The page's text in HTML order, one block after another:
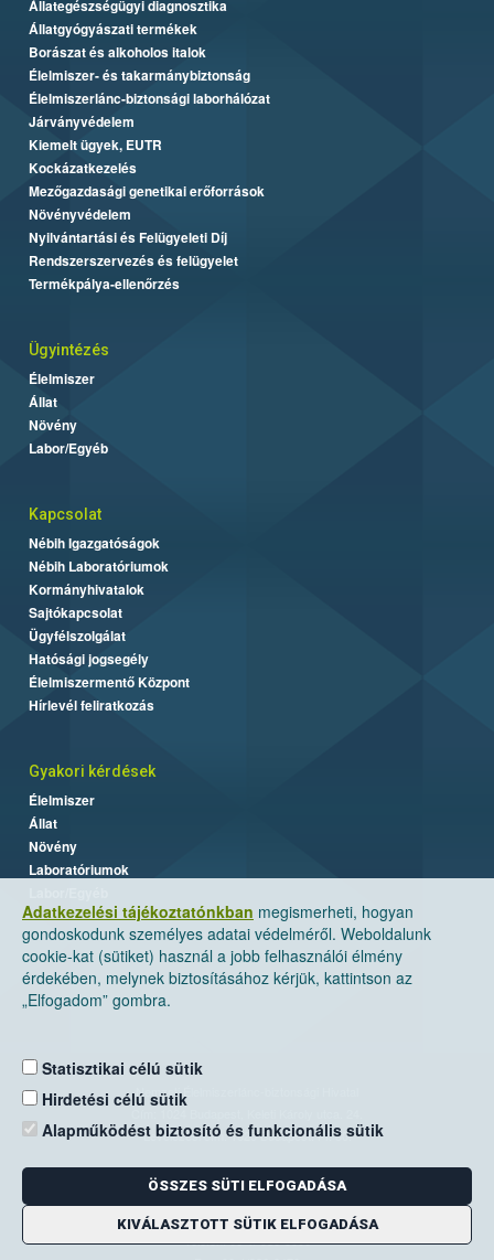
Adatkezelési tájékoztatónkban megismerheti, hogyan
gondoskodunk személyes adatai védelméről. Weboldalunk
cookie-kat (sütiket) használ a jobb felhasználói élmény
érdekében, melynek biztosításához kérjük, kattintson az
„Elfogadom” gombra.
Statisztikai célú sütik
Hirdetési célú sütik
Alapműködést biztosító és funkcionális sütik
ÖSSZES SÜTI ELFOGADÁSA
KIVÁLASZTOTT SÜTIK ELFOGADÁSA
Állategészségügyi diagnosztika
Állatgyógyászati termékek
Borászat és alkoholos italok
Élelmiszer- és takarmánybiztonság
Élelmiszerlánc-biztonsági laborhálózat
Járványvédelem
Kiemelt ügyek, EUTR
Kockázatkezelés
Mezőgazdasági genetikai erőforrások
Növényvédelem
Nyilvántartási és Felügyeleti Díj
Rendszerszervezés és felügyelet
Termékpálya-ellenőrzés
Ügyintézés
Élelmiszer
Állat
Növény
Labor/Egyéb
Kapcsolat
Nébih Igazgatóságok
Nébih Laboratóriumok
Kormányhivatalok
Sajtókapcsolat
Ügyfélszolgálat
Hatósági jogsegély
Élelmiszermentő Központ
Hírlevél feliratkozás
Gyakori kérdések
Élelmiszer
Állat
Növény
Laboratóriumok
Nemzeti Élelmiszerlánc-biztonsági Hivatal
Levelezési cím: 1525 Budapest. Pf. 30.
E-mail:ugyfelszolgalat@nebih.gov.hu
Zöld szám: 06-80/263-244
Telefon: 06-1/ 336-9000